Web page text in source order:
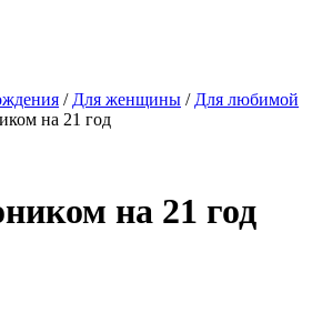
/ Для женщины / Для любимой
на 21 год
на 21 год